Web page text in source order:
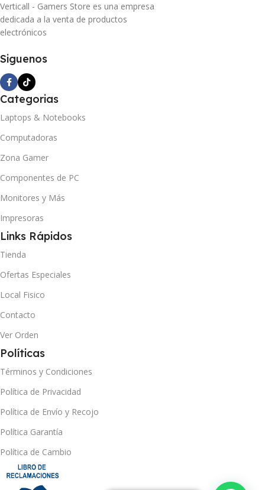
Verticall - Gamers Store es una empresa
dedicada a la venta de productos
electrónicos
Siguenos
Categorias
Laptops & Notebooks
Computadoras
Zona Gamer
Componentes de PC
Monitores y Más
Impresoras
Links Rápidos
Tienda
Ofertas Especiales
Local Fisico
Contacto
Ver Orden
Políticas
Términos y Condiciones
Política de Privacidad
Política de Envío y Recojo
Política Garantía
Política de Cambio